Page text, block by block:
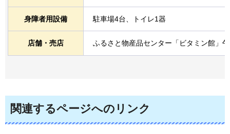
身障者用設備 駐車場4台、トイレ1器
店舗・売店 ふるさと物産品センター「ビタミン館」
関連するページへのリンク